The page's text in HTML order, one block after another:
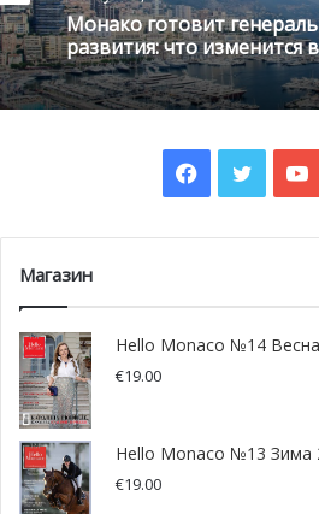
Монако готовит
развития: что изменится
Facebook
Twitter
Магазин
Hello Monaco №14
€19.00
Hello Monaco №13 Зима
€19.00